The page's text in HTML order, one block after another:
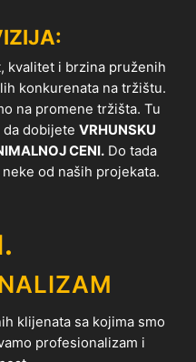
kvalitet i brzina pruženih
konkurenata na tržištu.
na promene tržišta. Tu
da dobijete VRHUNSKU
CENI.Do tada
neke od naših projekata.
klijenata sa kojima smo
profesionalizam i